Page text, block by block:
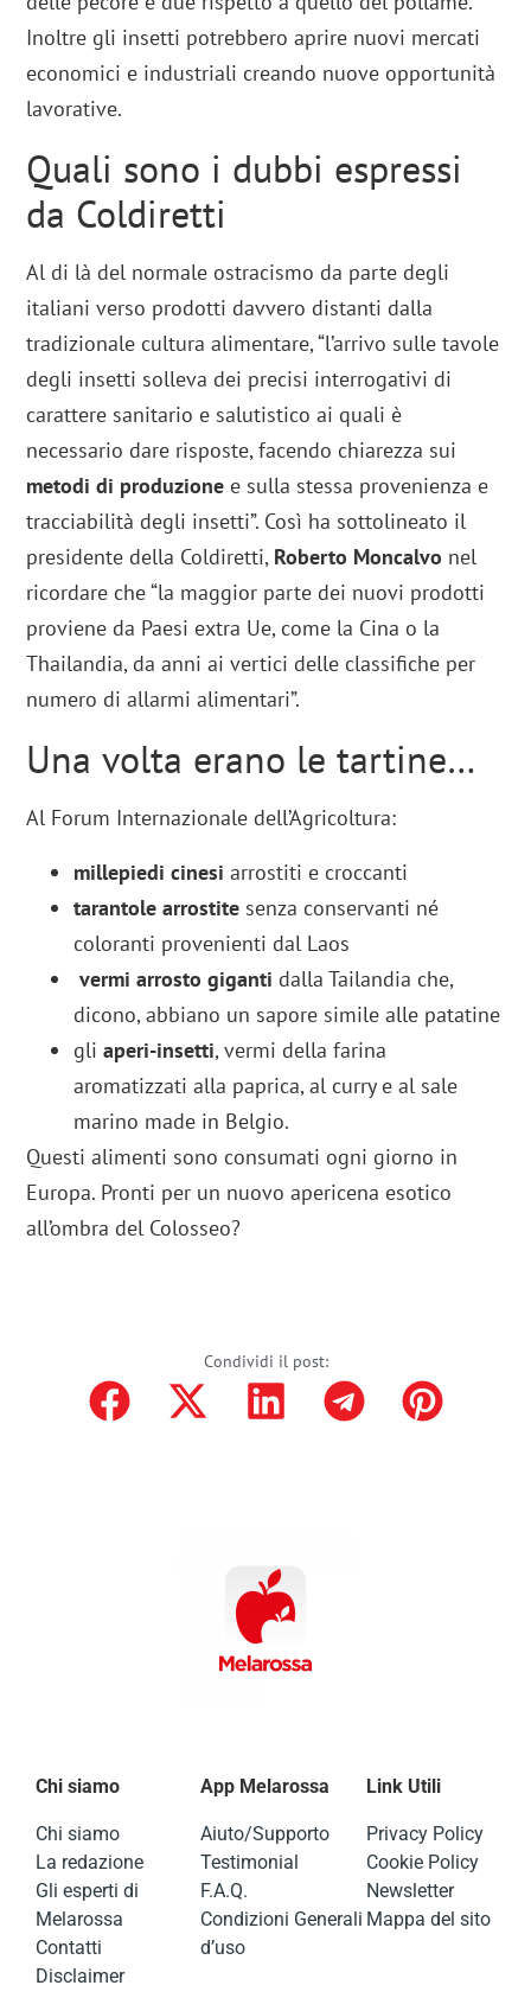
Inoltre gli insetti potrebbero aprire nuovi mercati
economici e industriali creando nuove opportunità
lavorative.
Quali sono i dubbi espressi
da Coldiretti
Al di là del normale ostracismo da parte degli
italiani verso prodotti davvero distanti dalla
tradizionale cultura alimentare, “l’arrivo sulle tavole
degli insetti solleva dei precisi interrogativi di
carattere sanitario e salutistico ai quali è
necessario dare risposte, facendo chiarezza sui
metodi di produzione e sulla stessa provenienza e
tracciabilità degli insetti”. Così ha sottolineato il
presidente della Coldiretti, Roberto Moncalvo nel
ricordare che “la maggior parte dei nuovi prodotti
proviene da Paesi extra Ue, come la Cina o la
Thailandia, da anni ai vertici delle classifiche per
numero di allarmi alimentari”.
Una volta erano le tartine…
Al Forum Internazionale dell’Agricoltura:
millepiedi cinesi arrostiti e croccanti
tarantole arrostite senza conservanti né
coloranti provenienti dal Laos
vermi arrosto giganti dalla Tailandia che,
dicono, abbiano un sapore simile alle patatine
gliaperi-insetti, vermi della farina
aromatizzati alla paprica, al curry e al sale
marino made in Belgio.
Questi alimenti sono consumati ogni giorno in
Europa. Pronti per un nuovo apericena esotico
all’ombra del Colosseo?
Condividi il post:
Chi siamo
Chi siamo
La redazione
Gli esperti di
Melarossa
Contatti
Disclaimer
App Melarossa
Aiuto/Supporto
Testimonial
F.A.Q.
Condizioni Generali
d’uso
Link Utili
Privacy Policy
Cookie Policy
Newsletter
Mappa del sito